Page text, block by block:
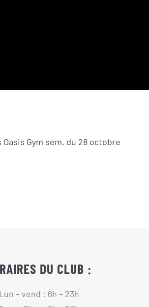
boutique
Gym sem. du 28 octobre
DU CLUB :
Lun – vend : 6h – 23h